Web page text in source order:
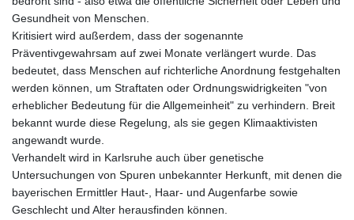
Gesundheit von Menschen.
Kritisiert wird außerdem, dass der sogenannte
Präventivgewahrsam auf zwei Monate verlängert wurde. Das
bedeutet, dass Menschen auf richterliche Anordnung festgehalten
werden können, um Straftaten oder Ordnungswidrigkeiten "von
erheblicher Bedeutung für die Allgemeinheit" zu verhindern. Breit
bekannt wurde diese Regelung, als sie gegen Klimaaktivisten
angewandt wurde.
Verhandelt wird in Karlsruhe auch über genetische
Untersuchungen von Spuren unbekannter Herkunft, mit denen die
bayerischen Ermittler Haut-, Haar- und Augenfarbe sowie
Geschlecht und Alter herausfinden können.